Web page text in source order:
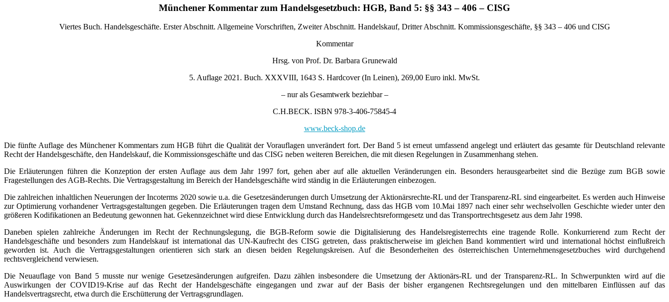
Münchener Kommentar zum Handelsgesetzbuch: HGB, Band 5: §§ 343 – 406 – CISG
Viertes Buch. Handelsgeschäfte. Erster Abschnitt. Allgemeine Vorschriften, Zweiter Abschnitt. Handelskauf, Dritter Abschnitt. Kommissionsgeschäfte, §§ 343 – 406 und CISG
Kommentar
Hrsg. von Prof. Dr. Barbara Grunewald
5. Auflage 2021. Buch. XXXVIII, 1643 S. Hardcover (In Leinen), 269,00 Euro inkl. MwSt.
– nur als Gesamtwerk beziehbar –
C.H.BECK. ISBN 978-3-406-75845-4
www.beck-shop.de
Die fünfte Auflage des Münchener Kommentars zum HGB führt die Qualität der Vorauflagen unverändert fort. Der Band 5 ist erneut umfassend angelegt und erläutert das gesamte für Deutschland relevante
Recht der Handelsgeschäfte, den Handelskauf, die Kommissionsgeschäfte und das CISG neben weiteren Bereichen, die mit diesen Regelungen in Zusammenhang stehen.
Die Erläuterungen führen die Konzeption der ersten Auflage aus dem Jahr 1997 fort, gehen aber auf alle aktuellen Veränderungen ein. Besonders herausgearbeitet sind die Bezüge zum BGB sowie
Fragestellungen des AGB-Rechts. Die Vertragsgestaltung im Bereich der Handelsgeschäfte wird ständig in die Erläuterungen einbezogen.
Die zahlreichen inhaltlichen Neuerungen der Incoterms 2020 sowie u.a. die Gesetzesände­rungen durch Umsetzung der Aktionärsrechte-RL und der Transparenz-RL sind eingearbeitet. Es werden auch Hinweise
zur Optimierung vorhandener Vertragsgestaltungen gegeben. Die Erläuterungen tragen dem Umstand Rechnung, dass das HGB vom 10.Mai 1897 nach einer sehr wechselvollen Geschichte wieder unter den
größeren Kodifikationen an Bedeutung gewonnen hat. Gekennzeichnet wird diese Entwicklung durch das Handelsrechtsreformgesetz und das Transportrechtsgesetz aus dem Jahr 1998.
Daneben spielen zahlreiche Änderungen im Recht der Rechnungslegung, die BGB-Reform sowie die Digitalisierung des Handelsregisterrechts eine tragende Rolle. Konkurrierend zum Recht der
Handelsgeschäfte und besonders zum Handelskauf ist international das UN-Kaufrecht des CISG getreten, dass praktischerweise im gleichen Band kommentiert wird und international höchst einflußreich
geworden ist. Auch die Vertragsgestaltungen orientieren sich stark an diesen beiden Regelungskreisen. Auf die Besonderheiten des österreichischen Unternehmensgesetzbuches wird durchgehend
rechtsvergleichend verwiesen.
Die Neuauflage von Band 5 musste nur wenige Gesetzesänderungen aufgreifen. Dazu zählen insbesondere die Umsetzung der Aktionärs-RL und der Transparenz-RL. In Schwerpunkten wird auf die
Auswirkungen der COVID19-Krise auf das Recht der Handelsgeschäfte eingegangen und zwar auf der Basis der bisher ergangenen Rechtsregelungen und den mittelbaren Einflüssen auf das
Handelsvertragsrecht, etwa durch die Erschütterung der Vertragsgrundlagen.